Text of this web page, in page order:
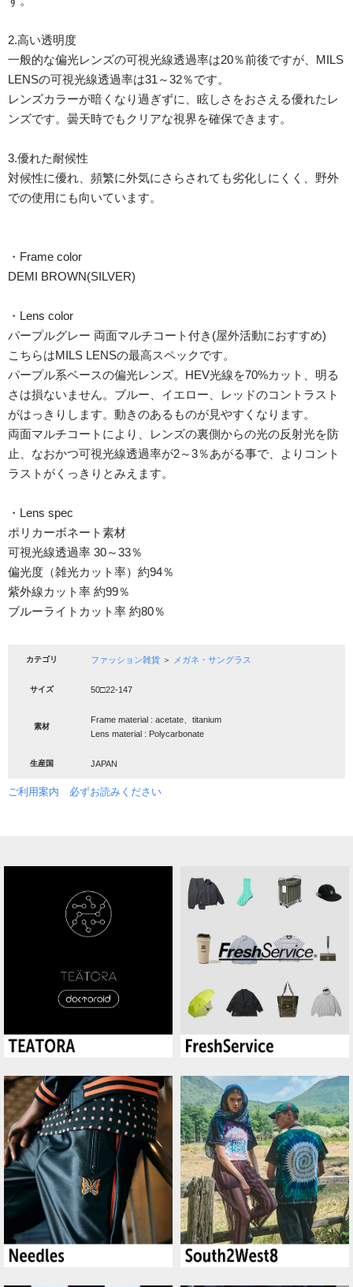
2.高い透明度
一般的な偏光レンズの可視光線透過率は20％前後ですが、MILS
LENSの可視光線透過率は31～32％です。
レンズカラーが暗くなり過ぎずに、眩しさをおさえる優れたレ
ンズです。曇天時でもクリアな視界を確保できます。
3.優れた耐候性
対候性に優れ、頻繁に外気にさらされても劣化しにくく、野外
での使用にも向いています。
・Frame color
DEMI BROWN(SILVER)
・Lens color
パープルグレー 両面マルチコート付き(屋外活動におすすめ)
こちらはMILS LENSの最高スペックです。
パープル系ベースの偏光レンズ。HEV光線を70%カット、明る
さは損ないません。ブルー、イエロー、レッドのコントラスト
がはっきりします。動きのあるものが見やすくなります。
両面マルチコートにより、レンズの裏側からの光の反射光を防
止、なおかつ可視光線透過率が2～3％あがる事で、よりコント
ラストがくっきりとみえます。
・Lens spec
ポリカーボネート素材
可視光線透過率 30～33％
偏光度（雑光カット率）約94％
紫外線カット率 約99％
ブルーライトカット率 約80％
カテゴリ ファッション雑貨 ＞ メガネ・サングラス
サイズ 50□22-147
素材
Frame material : acetate、titanium
Lens material : Polycarbonate
生産国 JAPAN
ご利用案内 必ずお読みください